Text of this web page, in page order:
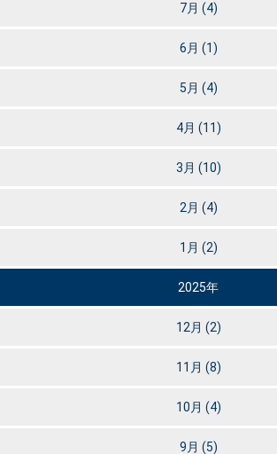
7月 (4)
6月 (1)
5月 (4)
4月 (11)
3月 (10)
2月 (4)
1月 (2)
2025年
12月 (2)
11月 (8)
10月 (4)
9月 (5)